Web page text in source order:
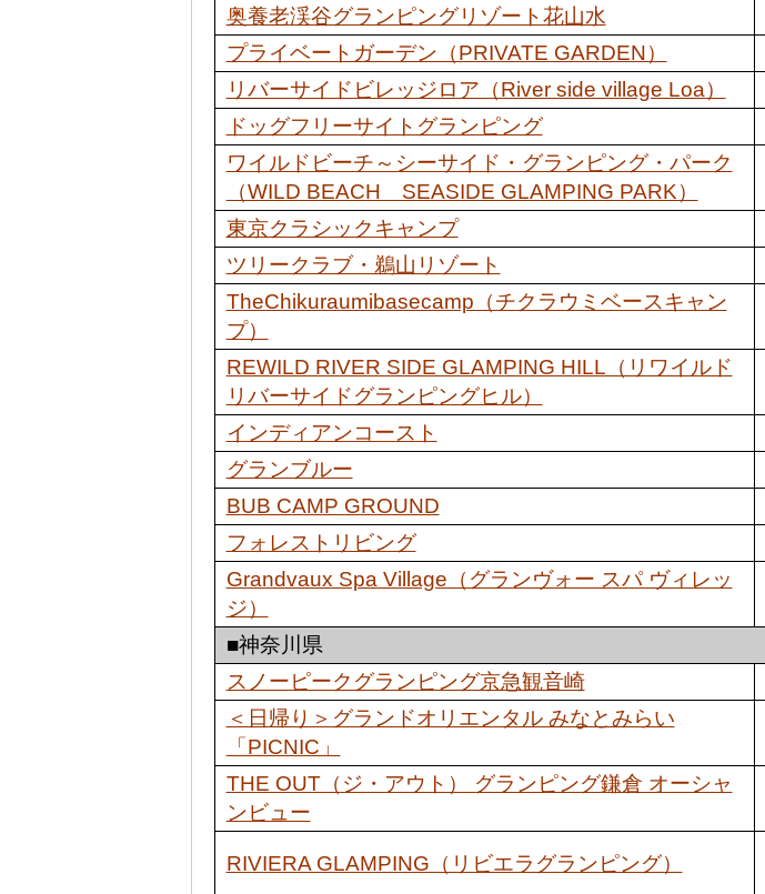
奥養老渓谷グランピングリゾート花山水
プライベートガーデン（PRIVATE GARDEN）
リバーサイドビレッジロア（River side village Loa）
ドッグフリーサイトグランピング
ワイルドビーチ～シーサイド・グランピング・パーク
（WILD BEACH SEASIDE GLAMPING PARK）
東京クラシックキャンプ
ツリークラブ・鵜山リゾート
TheChikuraumibasecamp（チクラウミベースキャン
プ）
REWILD RIVER SIDE GLAMPING HILL（リワイルド
リバーサイドグランピングヒル）
インディアンコースト
グランブルー
BUB CAMP GROUND
フォレストリビング
Grandvaux Spa Village（グランヴォー スパ ヴィレッ
ジ）
■神奈川県
スノーピークグランピング京急観音崎
＜日帰り＞グランドオリエンタル みなとみらい
「PICNIC」
THE OUT（ジ・アウト） グランピング鎌倉 オーシャ
ンビュー
RIVIERA GLAMPING（リビエラグランピング）